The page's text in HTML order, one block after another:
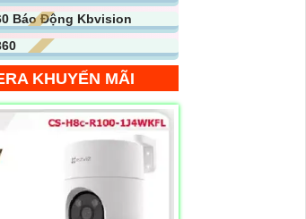
Báo Động Kbvision
KHUYẾN MÃI